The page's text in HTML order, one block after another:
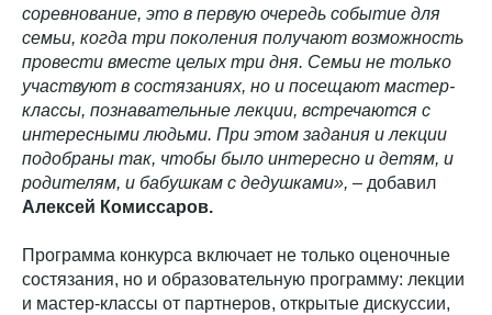
соревнование, это в первую очередь событие для
семьи, когда три поколения получают возможность
провести вместе целых три дня. Семьи не только
участвуют в состязаниях, но и посещают мастер-
классы, познавательные лекции, встречаются с
интересными людьми. При этом задания и лекции
подобраны так, чтобы было интересно и детям, и
родителям, и бабушкам с дедушками», – добавил
Алексей Комиссаров.
Программа конкурса включает не только оценочные
состязания, но и образовательную программу: лекции
и мастер-классы от партнеров, открытые дискуссии,